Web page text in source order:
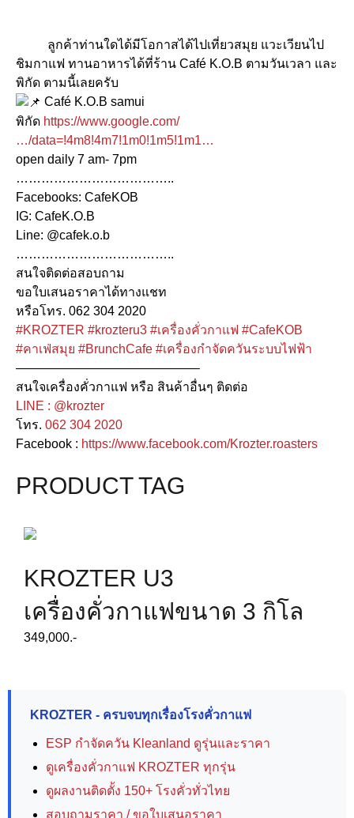
ลูกค้าท่านใดได้มีโอกาสได้ไปเที่ยวสมุย แวะเวียนไป
ชิมกาแฟ ทานอาหารได้ที่ร้าน Café K.O.B ตามวันเวลา และ
พิกัด ตามนี้เลยครับ
Café K.O.B samui
พิกัด https://www.google.com/
…/data=!4m8!4m7!1m0!1m5!1m1…
open daily 7 am- 7pm
………………………………..
Facebooks: CafeKOB
IG: CafeK.O.B
Line: @cafek.o.b
………………………………..
สนใจติดต่อสอบถาม
ขอใบเสนอราคาได้ทางแชท
หรือโทร. 062 304 2020
#KROZTER #krozteru3 #เครื่องคั่วกาแฟ #CafeKOB
#คาเฟ่สมุย #BrunchCafe #เครื่องกำจัดควันระบบไฟฟ้า
——————————————–
สนใจเครื่องคั่วกาแฟ หรือ สินค้าอื่นๆ ติดต่อ
LINE : @krozter
โทร. 062 304 2020
Facebook : https://www.facebook.com/Krozter.roasters
PRODUCT TAG
KROZTER U3
เครื่องคั่วกาแฟขนาด 3 กิโล
349,000.-
KROZTER - ครบจบทุกเรื่องโรงคั่วกาแฟ
ESP กำจัดควัน Kleanland ดูรุ่นและราคา
ดูเครื่องคั่วกาแฟ KROZTER ทุกรุ่น
ดูผลงานติดตั้ง 150+ โรงคั่วทั่วไทย
สอบถามราคา / ขอใบเสนอราคา